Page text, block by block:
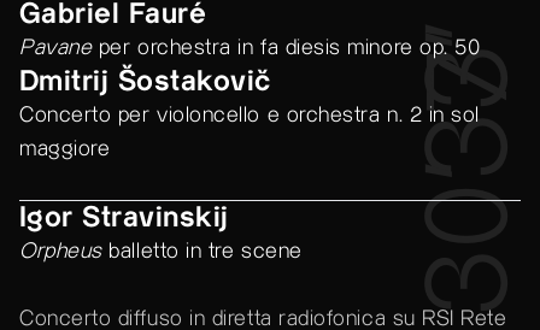
Gabriel Fauré
Pavane per orchestra in fa diesis minore op. 50
7’
Dmitrij Šostakovič
Concerto per violoncello e orchestra n. 2 in sol
maggiore
33’
Igor Stravinskij
Orpheusballetto in tre scene 30’
Concerto diffuso in diretta radiofonica su RSI Rete